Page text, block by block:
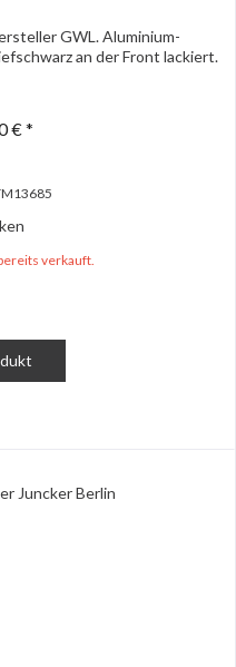
GWL. Aluminium-
an der Front lackiert.
€ *
verkauft.